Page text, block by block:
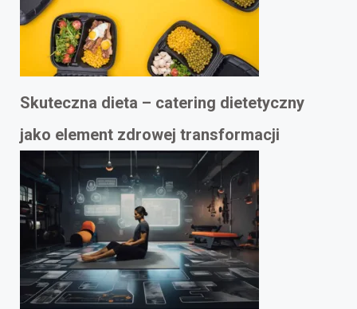
Skuteczna dieta – catering dietetyczny
jako element zdrowej transformacji